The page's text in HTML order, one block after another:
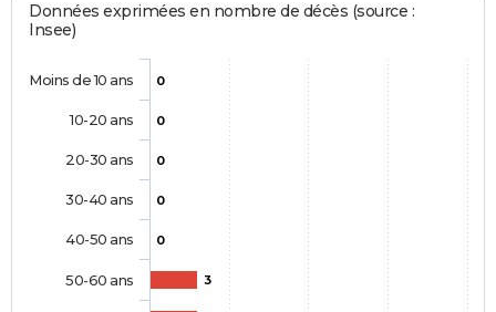
Données exprimées en nombre de décès (source :
Insee)
0
0
0
0
0
3
Moins de 10 ans
10-20 ans
20-30 ans
30-40 ans
40-50 ans
50-60 ans